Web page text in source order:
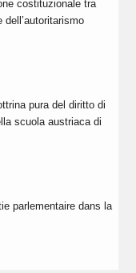
costituzionale tra
pura del diritto di
scuola austriaca di
parlementaire dans la